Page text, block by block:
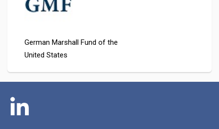
German Marshall Fund of the
United States